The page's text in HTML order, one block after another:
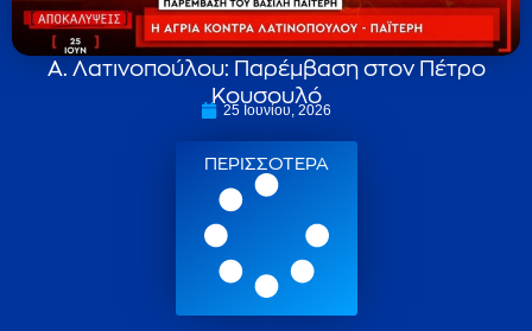
Α. Λατινοπούλου: Παρέμβαση στον Πέτρο
Κουσουλό
25 Ιουνίου, 2026
ΠΕΡΙΣΣΟΤΕΡΑ